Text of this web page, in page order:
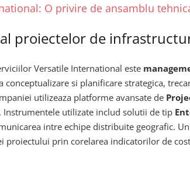
O privire de ansamblu
proiectelor de
Versatile International este
si planificare strategica,
utilizeaza platforme avansate de
utilizate includ solutii de tip
intre echipe distribuite geografic.
proiectului prin corelarea indicatorilor de